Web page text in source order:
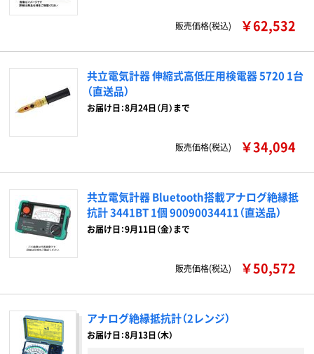
販売価格(税込) ￥62,532
共立電気計器 伸縮式高低圧用検電器 5720 1台
（直送品）
お届け日：8月24日（月）まで
販売価格(税込) ￥34,094
共立電気計器 Bluetooth搭載アナログ絶縁抵
抗計 3441BT 1個 90090034411（直送品）
お届け日：9月11日（金）まで
販売価格(税込) ￥50,572
アナログ絶縁抵抗計（2レンジ）
お届け日：8月13日（木）